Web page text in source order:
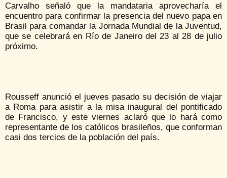
Carvalho señaló que la mandataria aprovecharía el
encuentro para confirmar la presencia del nuevo papa en
Brasil para comandar la Jornada Mundial de la Juventud,
que se celebrará en Río de Janeiro del 23 al 28 de julio
próximo.
Rousseff anunció el jueves pasado su decisión de viajar
a Roma para asistir a la misa inaugural del pontificado
de Francisco, y este viernes aclaró que lo hará como
representante de los católicos brasileños, que conforman
casi dos tercios de la población del país.